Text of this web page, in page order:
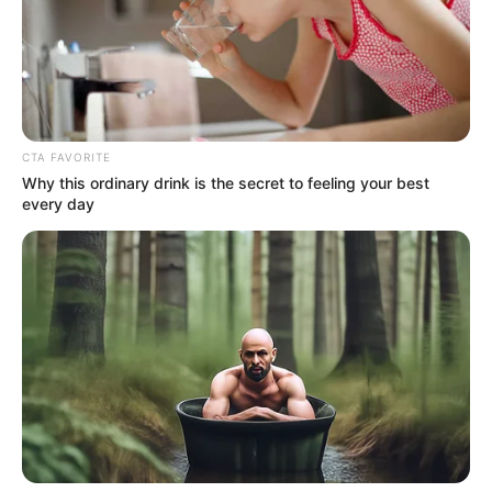
Le sugerimos leer:Capturada en Calambeo mujer por
llevar un revólver de dudosa procedencia
CTA FAVORITE
Why this ordinary drink is the secret to feeling your best
every day